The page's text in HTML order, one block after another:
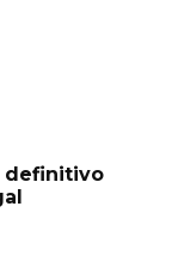
definitivo